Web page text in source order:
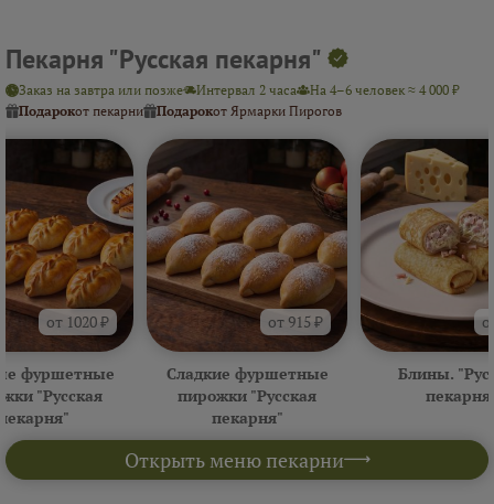
Пекарня "Русская пекарня"
Открыть меню пекарни
Заказ на завтра или позже Интервал 2 часа
На 4–6 человек ≈ 4 000 ₽
Подарокот пекарни Подарокот Ярмарки Пирогов
от 1020 ₽
фуршетные
"Русская
от 915 ₽
Сладкие фуршетные
пирожки "Русская
пекарня"
Блины.